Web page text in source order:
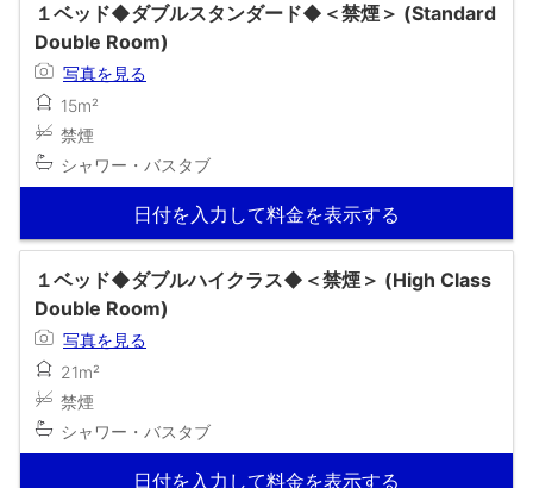
１ベッド◆ダブルスタンダード◆＜禁煙＞ (Standard
Double Room)
写真を見る
15m²
禁煙
シャワー・バスタブ
日付を入力して料金を表示する
１ベッド◆ダブルハイクラス◆＜禁煙＞ (High Class
Double Room)
写真を見る
21m²
禁煙
シャワー・バスタブ
日付を入力して料金を表示する